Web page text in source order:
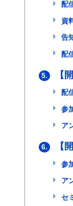
配
資
告
配
5. 【
配
参
ア
6. 【
参
ア
セ